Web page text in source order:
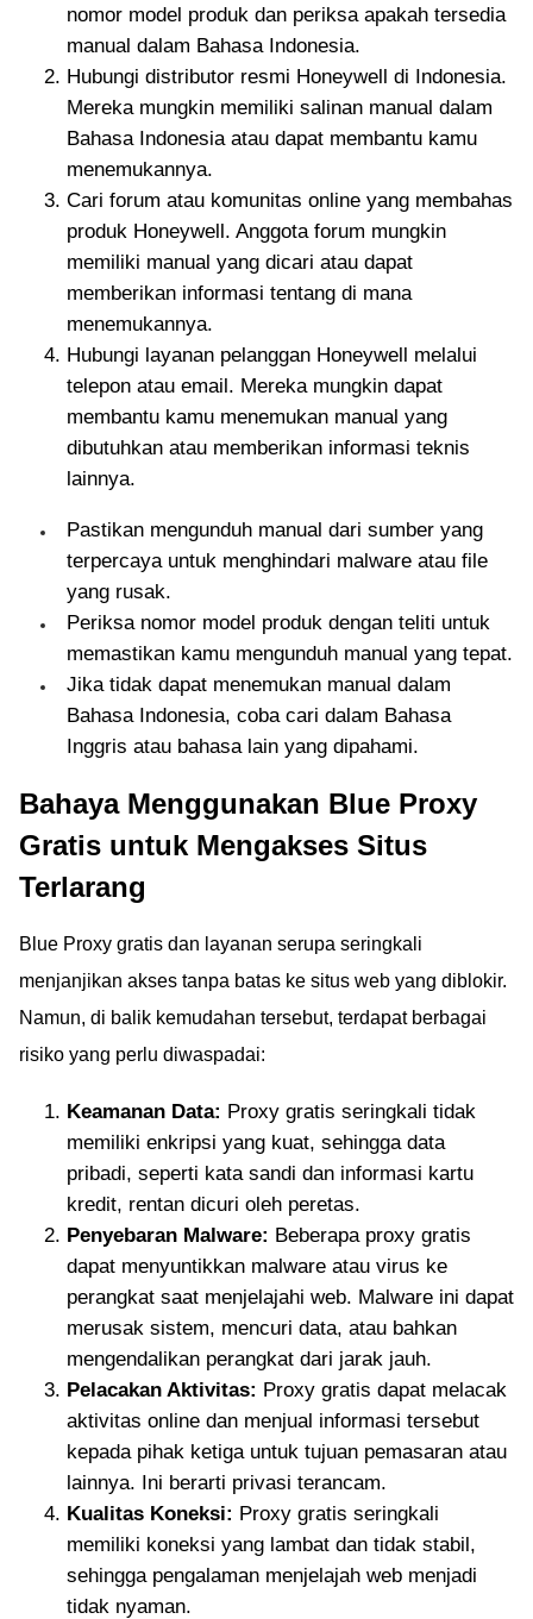
nomor model produk dan periksa apakah tersedia
manual dalam Bahasa Indonesia.
Hubungi distributor resmi Honeywell di Indonesia.
Mereka mungkin memiliki salinan manual dalam
Bahasa Indonesia atau dapat membantu kamu
menemukannya.
Cari forum atau komunitas online yang membahas
produk Honeywell. Anggota forum mungkin
memiliki manual yang dicari atau dapat
memberikan informasi tentang di mana
menemukannya.
Hubungi layanan pelanggan Honeywell melalui
telepon atau email. Mereka mungkin dapat
membantu kamu menemukan manual yang
dibutuhkan atau memberikan informasi teknis
lainnya.
Pastikan mengunduh manual dari sumber yang
terpercaya untuk menghindari malware atau file
yang rusak.
Periksa nomor model produk dengan teliti untuk
memastikan kamu mengunduh manual yang tepat.
Jika tidak dapat menemukan manual dalam
Bahasa Indonesia, coba cari dalam Bahasa
Inggris atau bahasa lain yang dipahami.
Bahaya Menggunakan Blue Proxy
Gratis untuk Mengakses Situs
Terlarang
Blue Proxy gratis dan layanan serupa seringkali
menjanjikan akses tanpa batas ke situs web yang diblokir.
Namun, di balik kemudahan tersebut, terdapat berbagai
risiko yang perlu diwaspadai:
Keamanan Data: Proxy gratis seringkali tidak
memiliki enkripsi yang kuat, sehingga data
pribadi, seperti kata sandi dan informasi kartu
kredit, rentan dicuri oleh peretas.
Penyebaran Malware: Beberapa proxy gratis
dapat menyuntikkan malware atau virus ke
perangkat saat menjelajahi web. Malware ini dapat
merusak sistem, mencuri data, atau bahkan
mengendalikan perangkat dari jarak jauh.
Pelacakan Aktivitas: Proxy gratis dapat melacak
aktivitas online dan menjual informasi tersebut
kepada pihak ketiga untuk tujuan pemasaran atau
lainnya. Ini berarti privasi terancam.
Kualitas Koneksi: Proxy gratis seringkali
memiliki koneksi yang lambat dan tidak stabil,
sehingga pengalaman menjelajah web menjadi
tidak nyaman.